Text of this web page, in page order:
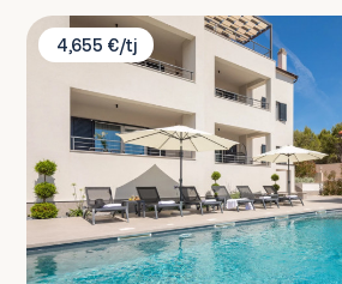
Villa Bianca Sibenik
4,655 €/tj